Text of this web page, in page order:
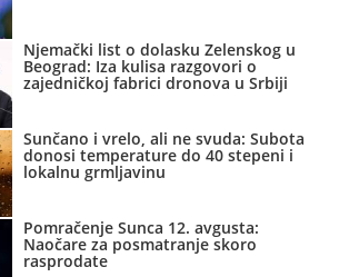
Njemački list o dolasku Zelenskog u
Beograd: Iza kulisa razgovori o
zajedničkoj fabrici dronova u Srbiji
Sunčano i vrelo, ali ne svuda: Subota
donosi temperature do 40 stepeni i
lokalnu grmljavinu
Pomračenje Sunca 12. avgusta:
Naočare za posmatranje skoro
rasprodate